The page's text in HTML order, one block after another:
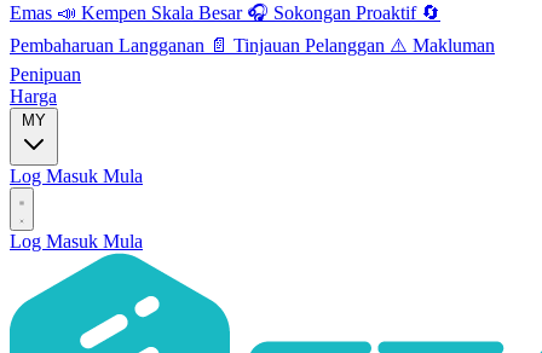
Emas 📣 Kempen Skala Besar 🎧 Sokongan Proaktif 🔄
Pembaharuan Langganan 📄 Tinjauan Pelanggan ⚠️ Makluman
Penipuan
Harga
MY
Log Masuk Mula
Log Masuk Mula